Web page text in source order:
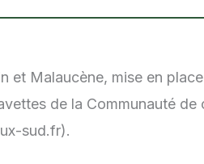
Malaucène, mise en
de la Communauté
sud.fr).